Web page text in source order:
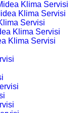
Klima Servisi
Klima Servisi
Servisi
Klima Servisi
Klima Servisi